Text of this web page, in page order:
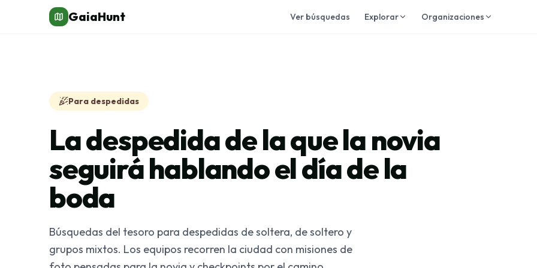
GaiaHunt Ver búsquedas Explorar Organizaciones
Para despedidas
La despedida de la que la novia
seguirá hablando el día de la
boda
Búsquedas del tesoro para despedidas de soltera, de soltero y
grupos mixtos. Los equipos recorren la ciudad con misiones de